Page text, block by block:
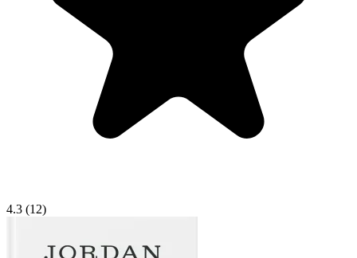
4.3 (12)